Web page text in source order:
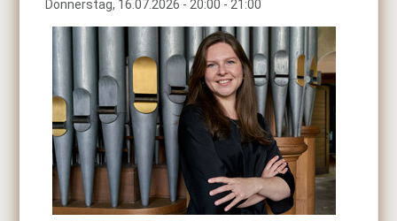
Donnerstag, 16.07.2026 - 20:00 - 21:00